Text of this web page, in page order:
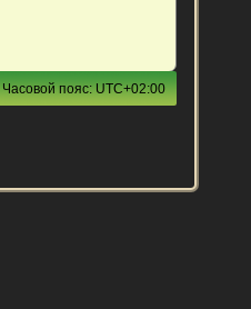
Часовой пояс:UTC+02:00